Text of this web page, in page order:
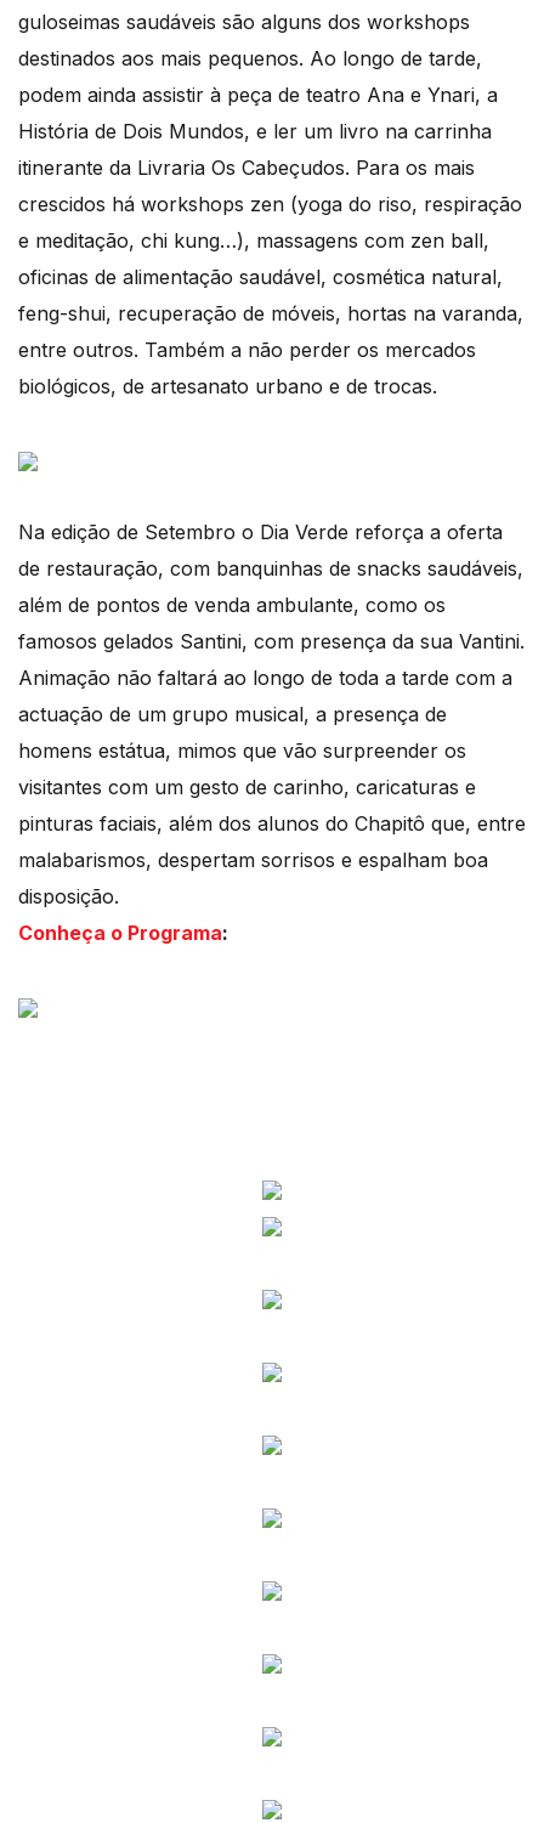
guloseimas saudáveis são alguns dos workshops
destinados aos mais pequenos. Ao longo de tarde,
podem ainda assistir à peça de teatro Ana e Ynari, a
História de Dois Mundos, e ler um livro na carrinha
itinerante da Livraria Os Cabeçudos. Para os mais
crescidos há workshops zen (yoga do riso, respiração
e meditação, chi kung…), massagens com zen ball,
oficinas de alimentação saudável, cosmética natural,
feng-shui, recuperação de móveis, hortas na varanda,
entre outros. Também a não perder os mercados
biológicos, de artesanato urbano e de trocas.
Na edição de Setembro o Dia Verde reforça a oferta
de restauração, com banquinhas de snacks saudáveis,
além de pontos de venda ambulante, como os
famosos gelados Santini, com presença da sua Vantini.
Animação não faltará ao longo de toda a tarde com a
actuação de um grupo musical, a presença de
homens estátua, mimos que vão surpreender os
visitantes com um gesto de carinho, caricaturas e
pinturas faciais, além dos alunos do Chapitô que, entre
malabarismos, despertam sorrisos e espalham boa
disposição.
Conheça o Programa: